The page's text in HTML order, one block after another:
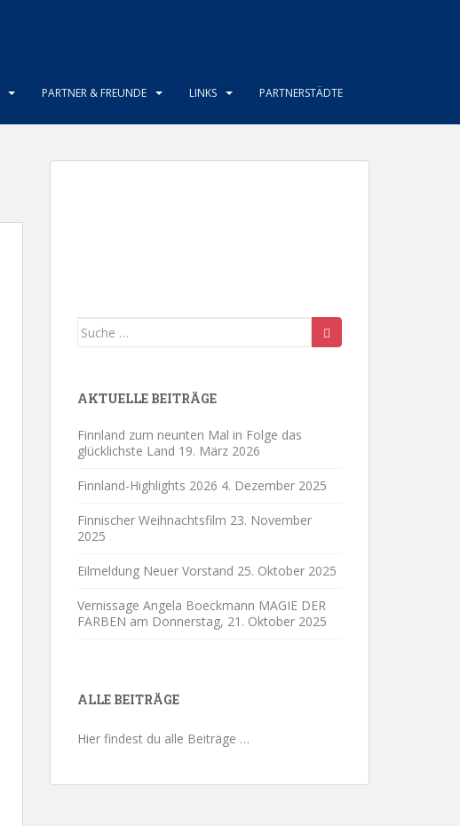
PARTNER & FREUNDE LINKS PARTNERSTÄDTE
Suche
AKTUELLE BEITRÄGE
Finnland zum neunten Mal in Folge das
glücklichste Land 19. März 2026
Finnland-Highlights 2026 4. Dezember 2025
Finnischer Weihnachtsfilm 23. November
2025
Eilmeldung Neuer Vorstand 25. Oktober 2025
Vernissage Angela Boeckmann MAGIE DER
FARBEN am Donnerstag, 21. Oktober 2025
ALLE BEITRÄGE
Hier findest du alle Beiträge …